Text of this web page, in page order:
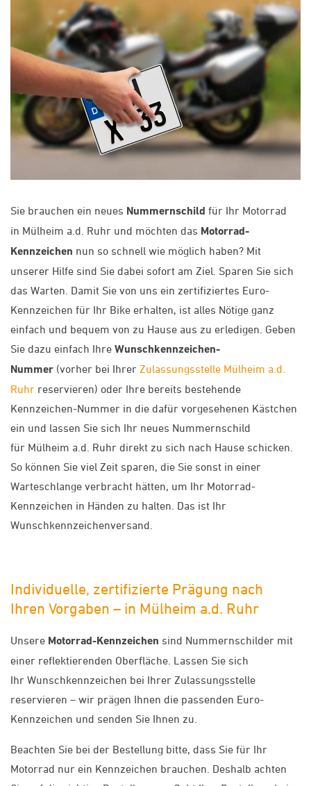
Sie brauchen ein neues Nummernschild für Ihr Motorrad
in Mülheim a.d. Ruhr und möchten das Motorrad-
Kennzeichen nun so schnell wie möglich haben? Mit
unserer Hilfe sind Sie dabei sofort am Ziel. Sparen Sie sich
das Warten. Damit Sie von uns ein zertifiziertes Euro-
Kennzeichen für Ihr Bike erhalten, ist alles Nötige ganz
einfach und bequem von zu Hause aus zu erledigen. Geben
Sie dazu einfach Ihre Wunschkennzeichen-
Nummer (vorher bei Ihrer Zulassungsstelle Mülheim a.d.
Ruhr reservieren) oder Ihre bereits bestehende
Kennzeichen-Nummer in die dafür vorgesehenen Kästchen
ein und lassen Sie sich Ihr neues Nummernschild
für Mülheim a.d. Ruhr direkt zu sich nach Hause schicken.
So können Sie viel Zeit sparen, die Sie sonst in einer
Warteschlange verbracht hätten, um Ihr Motorrad-
Kennzeichen in Händen zu halten. Das ist Ihr
Wunschkennzeichenversand.
Individuelle, zertifizierte Prägung nach
Ihren Vorgaben – in Mülheim a.d. Ruhr
Unsere Motorrad-Kennzeichen sind Nummernschilder mit
einer reflektierenden Oberfläche. Lassen Sie sich
Ihr Wunschkennzeichen bei Ihrer Zulassungsstelle
reservieren – wir prägen Ihnen die passenden Euro-
Kennzeichen und senden Sie Ihnen zu.
Beachten Sie bei der Bestellung bitte, dass Sie für Ihr
Motorrad nur ein Kennzeichen brauchen. Deshalb achten